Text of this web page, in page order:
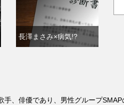
長澤まさみ×病気!?
、俳優であり、男性グループ